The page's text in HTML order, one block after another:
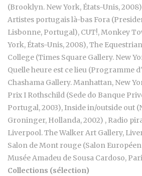
(Brooklyn. New York, États-Unis, 2008)
Artistes portugais là-bas Fora
Lisbonne, Portugal), CUT!, Monkey
York, États-Unis, 2008), The
College (Times Square Gallery. New
Quelle heure est ce lieu (Programme
Chashama Gallery. Manhattan, New
Prix I Rothschild (Sede do Banque
Portugal, 2003), Inside in/outside out
Groninger, Hollanda, 2002) , Radio
Liverpool. The Walker Art Gallery,
Salon de Mont rouge (Salon
Musée Amadeu de Sousa Cardoso,
Collections (sélection)